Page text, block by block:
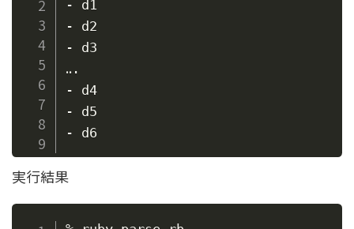
- d1
- d2
.. .
- d4
- d5
実行結果